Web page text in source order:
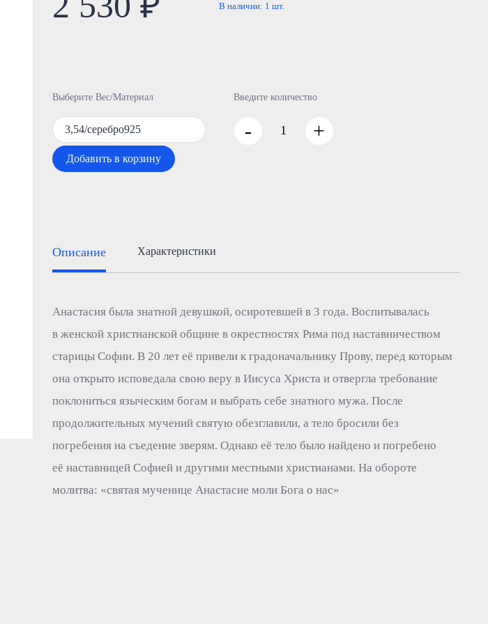
В наличии: 1 шт.
Выберите Вес/Материал
3,54/серебро925
Введите количество
- +
Добавить в корзину
Описание Характеристики
Анастасия была знатной девушкой, осиротевшей в 3 года. Воспитывалась
в женской христианской общине в окрестностях Рима под наставничеством
старицы Софии. В 20 лет её привели к градоначальнику Прову, перед которым
она открыто исповедала свою веру в Иисуса Христа и отвергла требование
поклониться языческим богам и выбрать себе знатного мужа. После
продолжительных мучений святую обезглавили, а тело бросили без
погребения на съедение зверям. Однако её тело было найдено и погребено
её наставницей Софией и другими местными христианами. На обороте
молитва: «святая мученице Анастасие моли Бога о нас»